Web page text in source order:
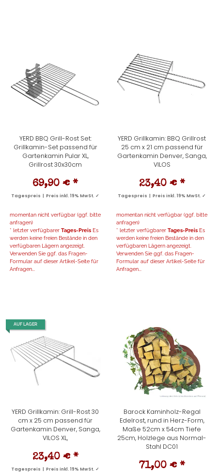
YERD BBQ Grill-Rost Set:
Grillkamin-Set passend für
Gartenkamin Pular XL,
Grillrost 30x30cm
69,90 € *
Tagespreis | Preis inkl. 19% MwSt. ✓
momentan nicht verfügbar (ggf. bitte
anfragen)
* letzter verfügbarer Tages-Preis Es
werden keine freien Bestände in den
verfügbaren Lägern angezeigt.
Verwenden Sie ggf. das Fragen-
Formular auf dieser Artikel-Seite für
Anfragen...
YERD Grillkamin: BBQ Grillrost
25 cm x 21 cm passend für
Gartenkamin Denver, Sanga,
VILOS
23,40 € *
Tagespreis | Preis inkl. 19% MwSt. ✓
momentan nicht verfügbar (ggf. bitte
anfragen)
* letzter verfügbarer Tages-Preis Es
werden keine freien Bestände in den
verfügbaren Lägern angezeigt.
Verwenden Sie ggf. das Fragen-
Formular auf dieser Artikel-Seite für
Anfragen...
AUF LAGER
YERD Grillkamin: Grill-Rost 30
cm x 25 cm passend für
Gartenkamin Denver, Sanga,
VILOS XL,
23,40 € *
Tagespreis | Preis inkl. 19% MwSt. ✓
Barock Kaminholz-Regal
Edelrost, rund in Herz-Form,
Maße 52cm x 54cm Tiefe
25cm, Holzlege aus Normal-
Stahl DC01
71,00 € *